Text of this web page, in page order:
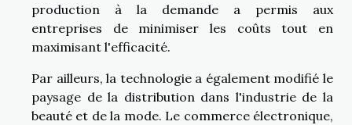
production à la demande a permis aux
entreprises de minimiser les coûts tout en
maximisant l'efficacité.
Par ailleurs, la technologie a également modifié le
paysage de la distribution dans l'industrie de la
beauté et de la mode. Le commerce électronique,